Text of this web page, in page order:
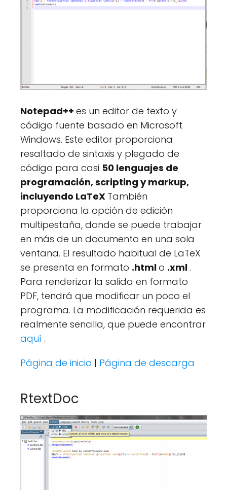
Notepad++ es un editor de texto y
código fuente basado en Microsoft
Windows. Este editor proporciona
resaltado de sintaxis y plegado de
código para casi 50 lenguajes de
programación, scripting y markup,
incluyendo LaTeX También
proporciona la opción de edición
multipestaña, donde se puede trabajar
en más de un documento en una sola
ventana. El resultado habitual de LaTeX
se presenta en formato .htmlo .xml.
Para renderizar la salida en formato
PDF, tendrá que modificar un poco el
programa. La modificación requerida es
realmente sencilla, que puede encontrar
aquí .
Página de inicio | Página de descarga
RtextDoc